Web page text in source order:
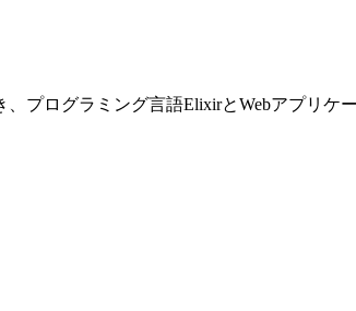
プログラミング言語ElixirとWebアプリケ